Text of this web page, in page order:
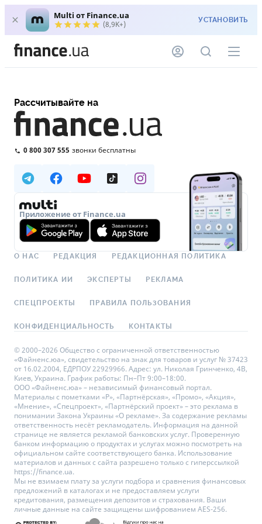
Multi от Finance.ua
(8,9K+) УСТАНОВИТЬ
Рассчитывайте на
0 800 307 555 звонки бесплатны
Приложение от Finance.ua
О НАС РЕДАКЦИЯ РЕДАКЦИОННАЯ ПОЛИТИКА
ПОЛИТИКА ИИ ЭКСПЕРТЫ РЕКЛАМА
СПЕЦПРОЕКТЫ ПРАВИЛА ПОЛЬЗОВАНИЯ
КОНФИДЕНЦИАЛЬНОСТЬ КОНТАКТЫ
© 2000–2026 Общество с ограниченной ответственностью
«Файненс.юа», свидетельство на знак для товаров и услуг № 37423
от 16.02.2004, ЕДРПОУ 22929966. Адрес: ул. Николая Гринченко, 4В,
Киев, Украина. График работы: Пн–Пт 9:00–18:00.
ООО «Файненс.юа» – независимый финансовый портал.
Материалы с пометками «Р», «Партнёрская», «Промо», «Акция»,
«Мнение», «Спецпроект», «Партнёрский проект» – это реклама в
понимании Закона Украины «О рекламе». За содержание рекламы
ответственность несёт рекламодатель. Информация на данной
странице не является рекламой банковских услуг. Проверенную
банком информацию о продуктах и услугах можно посмотреть на
официальном сайте соответствующего банка. Использование
материалов и данных с сайта разрешено только с гиперссылкой
https://finance.ua.
Мы не взимаем плату за услуги подбора и сравнения финансовых
предложений в каталогах и не предоставляем услуги
кредитования, размещения депозитов и страхования. Ваши
личные данные на сайте защищены шифрованием AES-256.